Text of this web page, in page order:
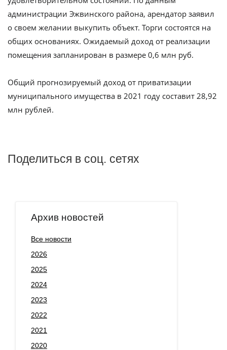
администрации Эжвинского района, арендатор заявил
о своем желании выкупить объект. Торги состоятся на
общих основаниях. Ожидаемый доход от реализации
помещения запланирован в размере 0,6 млн руб.
Общий прогнозируемый доход от приватизации
муниципального имущества в 2021 году составит 28,92
млн рублей.
Поделиться в соц. сетях
Архив новостей
Все новости
2026
2025
2024
2023
2022
2021
2020